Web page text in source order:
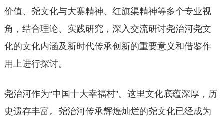
价值、尧文化与大寨精神、红旗渠精神等多个专业视
角，结合理论、实践研究，深入交流研讨尧治河尧文
化的文化内涵及新时代传承创新的重要意义和借鉴作
用上进行探讨。
尧治河作为“中国十大幸福村”。这里文化底蕴深厚，历
史遗存丰富。尧治河传承辉煌灿烂的尧文化已经成为